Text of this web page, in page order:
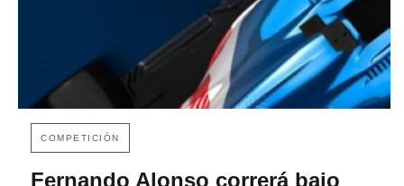
COMPETICIÓN
Fernando Alonso correrá bajo